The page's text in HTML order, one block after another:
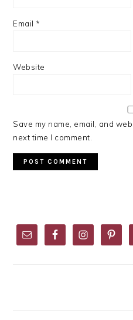
Email *
Website
Save my name, email, and
next time I comment.
SIDEBAR